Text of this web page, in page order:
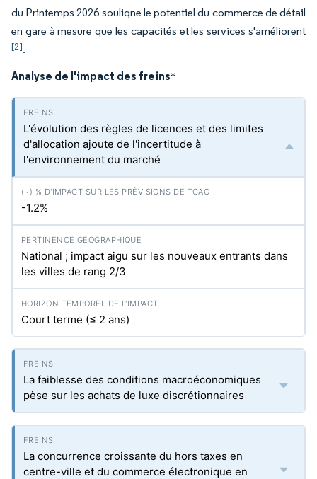
du Printemps 2026 souligne le potentiel du commerce de détail
en gare à mesure que les capacités et les services s'améliorent
[2].
Analyse de l'impact des freins*
L'évolution des règles de licences et des limites
d'allocation ajoute de l'incertitude à
l'environnement du marché
-1.2%
National ; impact aigu sur les nouveaux entrants dans
les villes de rang 2/3
Court terme (≤ 2 ans)
La faiblesse des conditions macroéconomiques
pèse sur les achats de luxe discrétionnaires
La concurrence croissante du hors taxes en
centre-ville et du commerce électronique en